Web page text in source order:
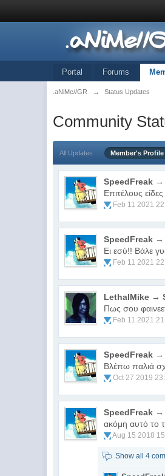
Portal Forums
.aNiMe//GR → Status Updates
Community
All Updates Member's Profile
SpeedFreak
Επιτέλους
Feb 11 2021
SpeedFreak
Ει εσύ!! Βάλε
Feb 11 2021
LethalMike →
Πως σου
Feb 11 2021
SpeedFreak
Βλέπω παλιά
Oct 27 2019
SpeedFreak
ακόμη αυτό το
Aug 15 2018
Show all 4